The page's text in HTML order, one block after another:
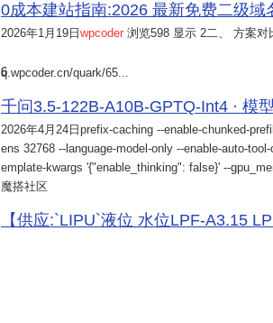
0成本建站指南:2026 最新免费二级
2026年1月19日wpcoder 浏览598 显示 2二、 方案对
6
q.wpcoder.cn/quark/65...
千问3.5-122B-A10B-GPTQ-Int4 · 模
2026年4月24日 prefix-caching --enable-chunked-
ens 32768 --language-model-only --enable-auto-
emplate-kwargs '{"enable_thinking": false}' --
魔搭社区
【供应:`LIPU`液位 水位LPF-A3.15